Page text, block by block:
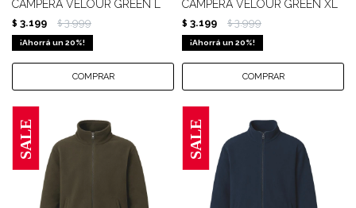
CAMPERA VELOUR GREEN L
$ 3.199 $ 3.999
20
CAMPERA VELOUR GREEN XL
$ 3.199 $ 3.999
20